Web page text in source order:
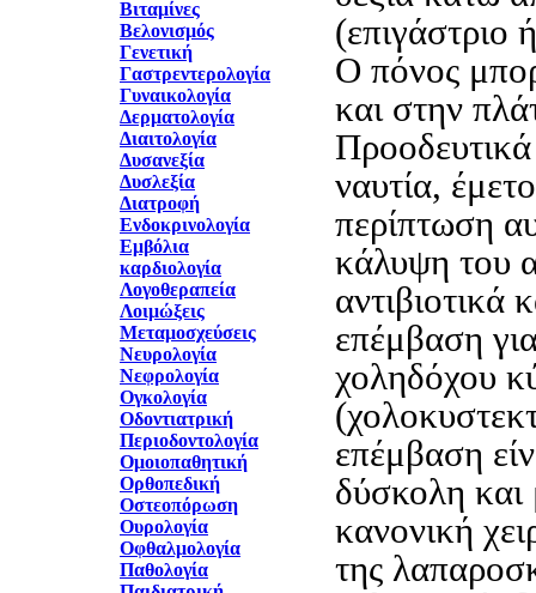
Βιταμίνες
Βελονισμός
Γενετική
Γαστρεντερολογία
Γυναικολογία
Δερματολογία
Διαιτολογία
Δυσανεξία
Δυσλεξία
Διατροφή
Ενδοκρινολογία
Εμβόλια
καρδιολογία
Λογοθεραπεία
Λοιμώξεις
Μεταμοσχεύσεις
Νευρολογία
Νεφρολογία
Ογκολογία
Οδοντιατρική
Περιοδοντολογία
Ομοιοπαθητική
Ορθοπεδική
Οστεοπόρωση
Ουρολογία
Οφθαλμολογία
Παθολογία
(επιγάστριο
Ο πόνος
και στην
ναυτία,
περίπτωση
κάλυψη του
αντιβιοτικά
επέμβαση
χοληδόχου
επέμβαση
δύσκολη και
κανονική
της